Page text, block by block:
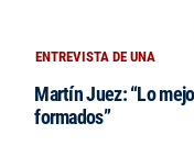
ENTREVISTA DE UNA
Martín Juez: “Lo
formados”